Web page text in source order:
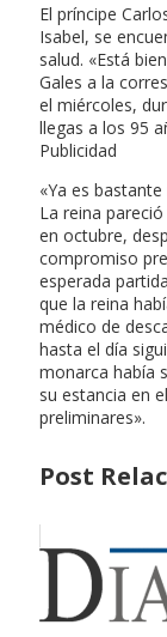
El príncipe
Isabel, se
salud. «Está
Gales a la
el miércoles,
llegas a los 95
Publicidad
«Ya es
La reina
en octubre,
compromiso
esperada
que la reina
médico de
hasta el día
monarca había
su estancia en
preliminares».
Post